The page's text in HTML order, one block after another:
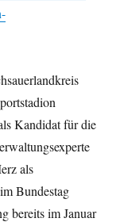
Kandidat für die
als
Bundestag
bereits im Januar